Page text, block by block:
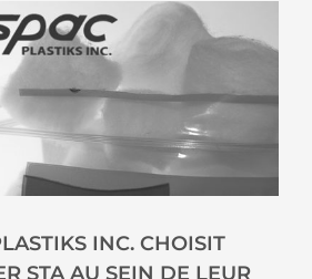
INC. CHOISIT
STA AU SEIN DE LEUR